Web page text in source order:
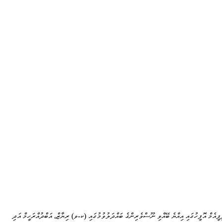
އޮފީހުގައި އިއްޔެ ބޭއްވި ނޫސްވެރިންގެ ބައްދަލުވުމުގައި (ކ-ވ) ރިޔާޒް، އަބްދުއްރަހީމް އަދި